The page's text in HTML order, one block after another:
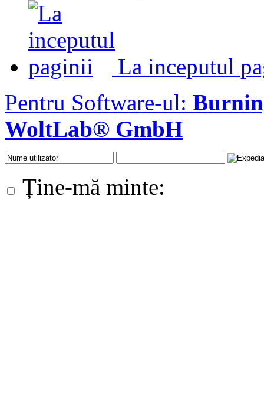
La inceputul
Pentru Software-ul:
WoltLab® GmbH
Ține-mă minte: